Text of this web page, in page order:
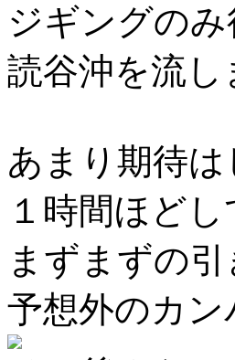
ジギングの
読谷沖を流し
あまり期待
１時間ほど
まずまずの
予想外のカ